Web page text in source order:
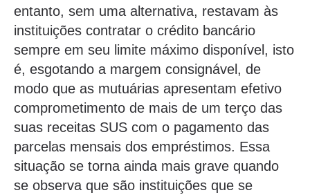
entanto, sem uma alternativa, restavam às
instituições contratar o crédito bancário
sempre em seu limite máximo disponível, isto
é, esgotando a margem consignável, de
modo que as mutuárias apresentam efetivo
comprometimento de mais de um terço das
suas receitas SUS com o pagamento das
parcelas mensais dos empréstimos. Essa
situação se torna ainda mais grave quando
se observa que são instituições que se